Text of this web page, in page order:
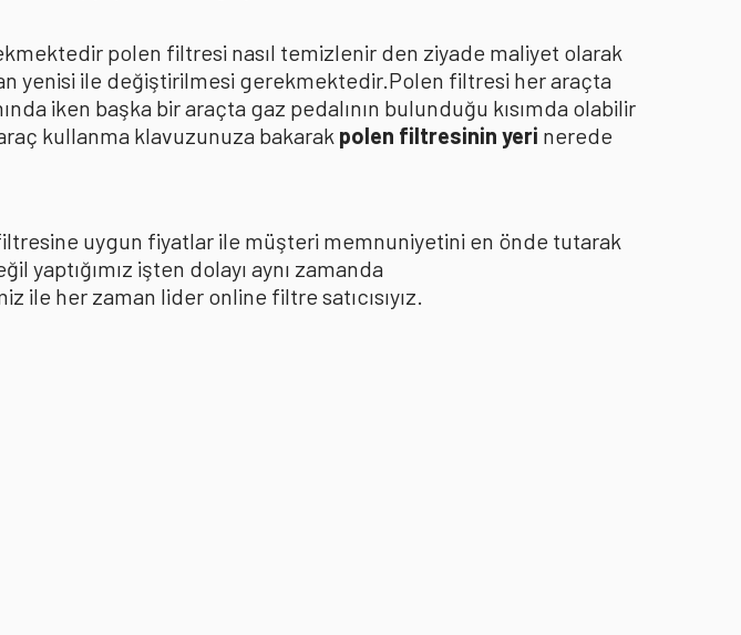
polen filtresi nasıl temizlenir den ziyade maliyet olarak
yenisi ile değiştirilmesi gerekmektedir.Polen filtresi her araçta
iken başka bir araçta gaz pedalının bulunduğu kısımda olabilir
kullanma klavuzunuza bakarak polen filtresinin yeri nerede
uygun fiyatlar ile müşteri memnuniyetini en önde tutarak
işten dolayı aynı zamanda
her zaman lider online filtre satıcısıyız.